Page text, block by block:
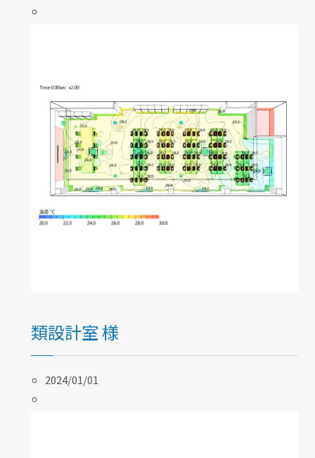
類設計室 様
2024/01/01